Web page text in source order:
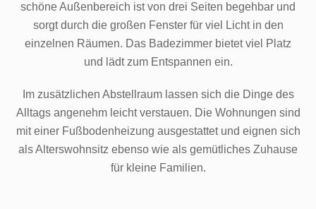
schöne Außenbereich ist von drei Seiten begehbar und
sorgt durch die großen Fenster für viel Licht in den
einzelnen Räumen. Das Badezimmer bietet viel Platz
und lädt zum Entspannen ein.
Im zusätzlichen Abstellraum lassen sich die Dinge des
Alltags angenehm leicht verstauen. Die Wohnungen sind
mit einer Fußbodenheizung ausgestattet und eignen sich
als Alterswohnsitz ebenso wie als gemütliches Zuhause
für kleine Familien.